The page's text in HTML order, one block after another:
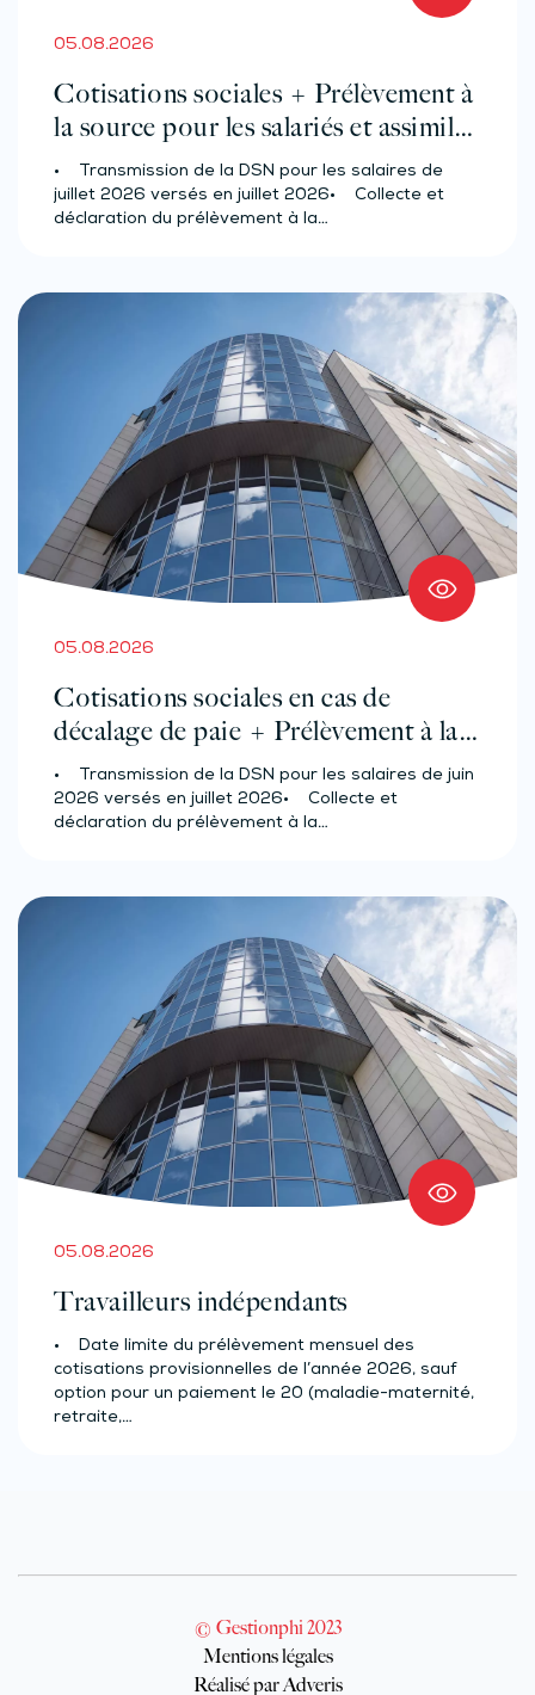
05.08.2026
Cotisations sociales + Prélèvement à
la source pour les salariés et assimilés
(effectif d’au moins 50 salariés)
• Transmission de la DSN pour les salaires de
juillet 2026 versés en juillet 2026• Collecte et
déclaration du prélèvement à la…
05.08.2026
Cotisations sociales en cas de
décalage de paie + Prélèvement à la
source des salariés et assimilés
(effectif d’au moins 50 salariés)
• Transmission de la DSN pour les salaires de juin
2026 versés en juillet 2026• Collecte et
déclaration du prélèvement à la…
05.08.2026
Travailleurs indépendants
• Date limite du prélèvement mensuel des
cotisations provisionnelles de l’année 2026, sauf
option pour un paiement le 20 (maladie-maternité,
retraite,…
© Gestionphi 2023
Mentions légales
Réalisé par Adveris